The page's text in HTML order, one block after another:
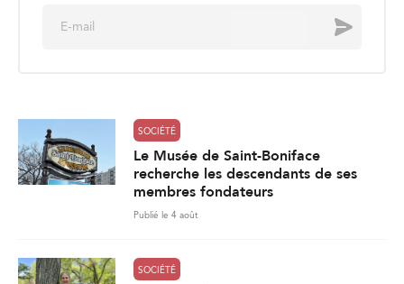
Envoyer
SOCIÉTÉ
Le Musée de Saint-Boniface
recherche les descendants de ses
membres fondateurs
Publié le 4 août
SOCIÉTÉ